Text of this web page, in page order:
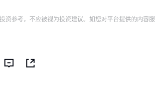
资参考，不应被视为投资建议。如您对平台提供的内容服